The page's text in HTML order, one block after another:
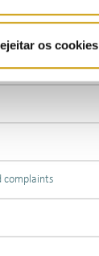
os cookies
complaints